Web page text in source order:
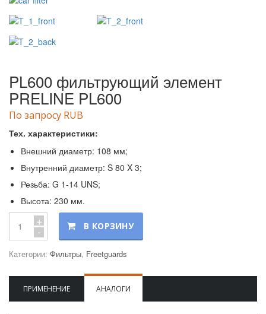
PL600 фильтрующий элемент
PRELINE PL600
По запросу RUB
Тех. характеристики:
Внешний диаметр: 108 мм;
Внутренний диаметр: S 80 X 3;
Резьба: G 1-14 UNS;
Высота: 230 мм.
+
- В КОРЗИНУ
Категории: Фильтры, Freetguards
ПРИМЕНЕНИЕ АНАЛОГИ